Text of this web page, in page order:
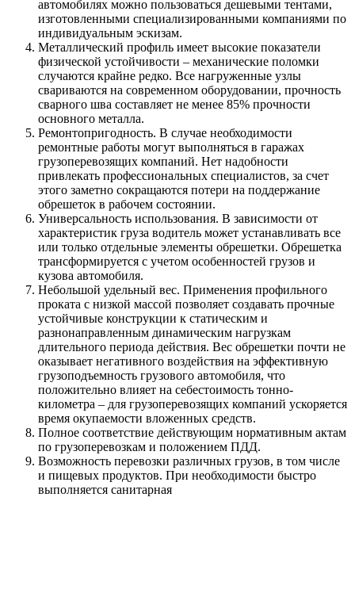
автомобилях можно пользоваться дешевыми тентами,
изготовленными специализированными компаниями по
индивидуальным эскизам.
Металлический профиль имеет высокие показатели
физической устойчивости – механические поломки
случаются крайне редко. Все нагруженные узлы
свариваются на современном оборудовании, прочность
сварного шва составляет не менее 85% прочности
основного металла.
Ремонтопригодность. В случае необходимости
ремонтные работы могут выполняться в гаражах
грузоперевозящих компаний. Нет надобности
привлекать профессиональных специалистов, за счет
этого заметно сокращаются потери на поддержание
обрешеток в рабочем состоянии.
Универсальность использования. В зависимости от
характеристик груза водитель может устанавливать все
или только отдельные элементы обрешетки. Обрешетка
трансформируется с учетом особенностей грузов и
кузова автомобиля.
Небольшой удельный вес. Применения профильного
проката с низкой массой позволяет создавать прочные
устойчивые конструкции к статическим и
разнонаправленным динамическим нагрузкам
длительного периода действия. Вес обрешетки почти не
оказывает негативного воздействия на эффективную
грузоподъемность грузового автомобиля, что
положительно влияет на себестоимость тонно-
километра – для грузоперевозящих компаний ускоряется
время окупаемости вложенных средств.
Полное соответствие действующим нормативным актам
по грузоперевозкам и положением ПДД.
Возможность перевозки различных грузов, в том числе
и пищевых продуктов. При необходимости быстро
выполняется санитарная